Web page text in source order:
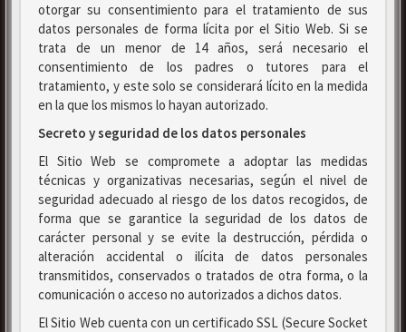
otorgar su consentimiento para el tratamiento de sus
datos personales de forma lícita por el Sitio Web. Si se
trata de un menor de 14 años, será necesario el
consentimiento de los padres o tutores para el
tratamiento, y este solo se considerará lícito en la medida
en la que los mismos lo hayan autorizado.
Secreto y seguridad de los datos personales
El Sitio Web se compromete a adoptar las medidas
técnicas y organizativas necesarias, según el nivel de
seguridad adecuado al riesgo de los datos recogidos, de
forma que se garantice la seguridad de los datos de
carácter personal y se evite la destrucción, pérdida o
alteración accidental o ilícita de datos personales
transmitidos, conservados o tratados de otra forma, o la
comunicación o acceso no autorizados a dichos datos.
El Sitio Web cuenta con un certificado SSL (Secure Socket